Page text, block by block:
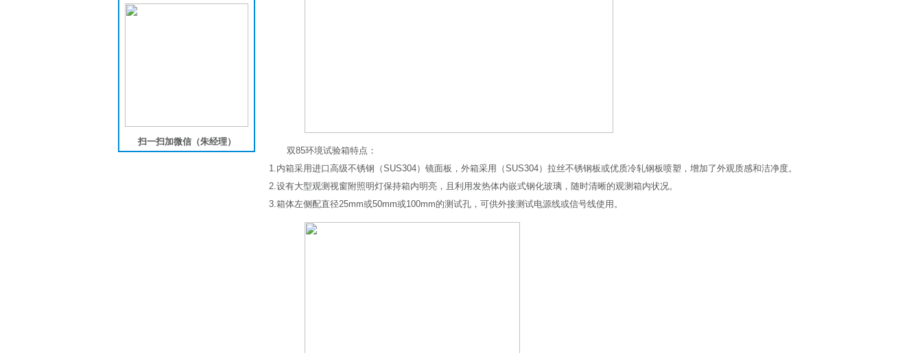
双85环境试验箱特点：
1.内箱采用进口高级不锈钢（SUS304）镜面板，外箱采用（SUS304）拉丝不锈钢板或优质冷轧钢板喷塑，增加了外观质感和洁净度。
2.设有大型观测视窗附照明灯保持箱内明亮，且利用发热体内嵌式钢化玻璃，随时清晰的观测箱内状况。
3.箱体左侧配直径25mm或50mm或100mm的测试孔，可供外接测试电源线或信号线使用。
扫一扫加微信（朱经理）